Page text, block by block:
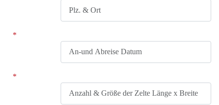
An-und Abreise Datum
Anzahl & Größe der Zelte Länge x Breite